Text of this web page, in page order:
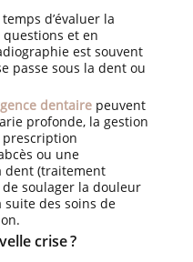
d’évaluer la
et en
est souvent
passe sous la dent ou
dentaire peuvent
profonde, la gestion
prescription
ou une
dent (traitement
soulager la douleur
des soins de
crise ?